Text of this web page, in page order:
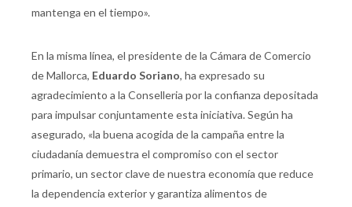
mantenga en el tiempo».
En la misma línea, el presidente de la Cámara de Comercio
de Mallorca, Eduardo Soriano, ha expresado su
agradecimiento a la Conselleria por la confianza depositada
para impulsar conjuntamente esta iniciativa. Según ha
asegurado, «la buena acogida de la campaña entre la
ciudadanía demuestra el compromiso con el sector
primario, un sector clave de nuestra economía que reduce
la dependencia exterior y garantiza alimentos de